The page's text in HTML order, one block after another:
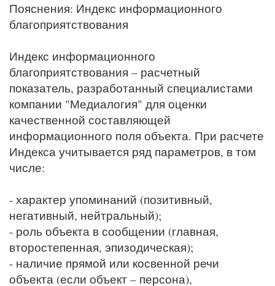
Пояснения: Индекс информационного
благоприятствования
Индекс информационного
благоприятствования – расчетный
показатель, разработанный специалистами
компании "Медиалогия" для оценки
качественной составляющей
информационного поля объекта. При расчете
Индекса учитывается ряд параметров, в том
числе:
- характер упоминаний (позитивный,
негативный, нейтральный);
- роль объекта в сообщении (главная,
второстепенная, эпизодическая);
- наличие прямой или косвенной речи
объекта (если объект – персона),